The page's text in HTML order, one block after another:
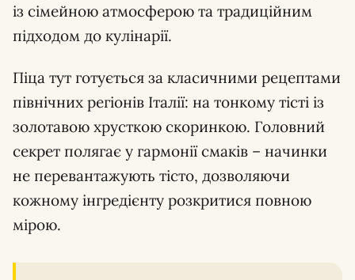
із сімейною атмосферою та традиційним
підходом до кулінарії.
Піца тут готується за класичними рецептами
північних регіонів Італії: на тонкому тісті із
золотавою хрусткою скоринкою. Головний
секрет полягає у гармонії смаків – начинки
не перевантажують тісто, дозволяючи
кожному інгредієнту розкритися повною
мірою.